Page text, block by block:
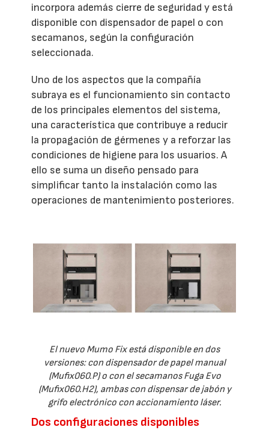
incorpora además cierre de seguridad y está
disponible con dispensador de papel o con
secamanos, según la configuración
seleccionada.
Uno de los aspectos que la compañía
subraya es el funcionamiento sin contacto
de los principales elementos del sistema,
una característica que contribuye a reducir
la propagación de gérmenes y a reforzar las
condiciones de higiene para los usuarios. A
ello se suma un diseño pensado para
simplificar tanto la instalación como las
operaciones de mantenimiento posteriores.
El nuevo Mumo Fix está disponible en dos
versiones: con dispensador de papel manual
(Mufix060.P) o con el secamanos Fuga Evo
(Mufix060.H2), ambas con dispensar de jabón y
grifo electrónico con accionamiento láser.
Dos configuraciones disponibles